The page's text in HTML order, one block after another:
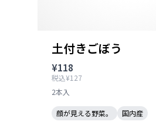
土付きごぼう
¥118
税込¥127
2本入
顔が見える野菜。 国内産